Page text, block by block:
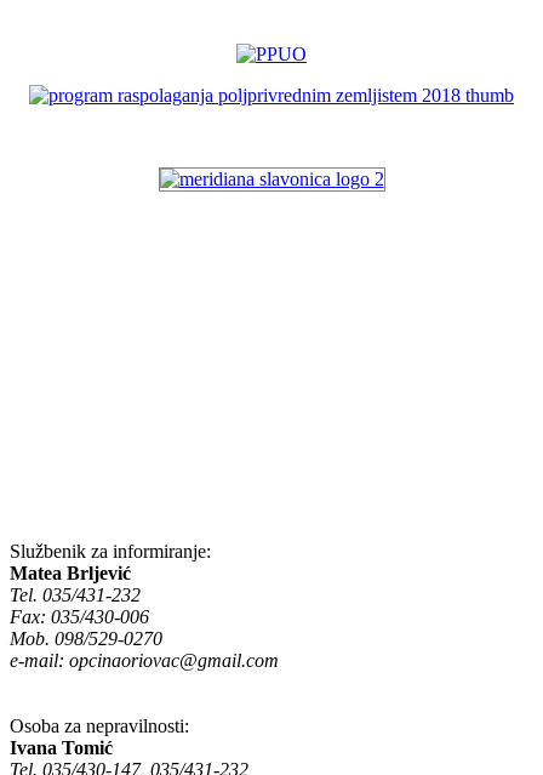
Službenik za informiranje:
Matea Brljević
Tel. 035/431-232
Fax: 035/430-006
Mob. 098/529-0270
e-mail: opcinaoriovac@gmail.com
Osoba za nepravilnosti:
Ivana Tomić
Tel. 035/430-147, 035/431-232